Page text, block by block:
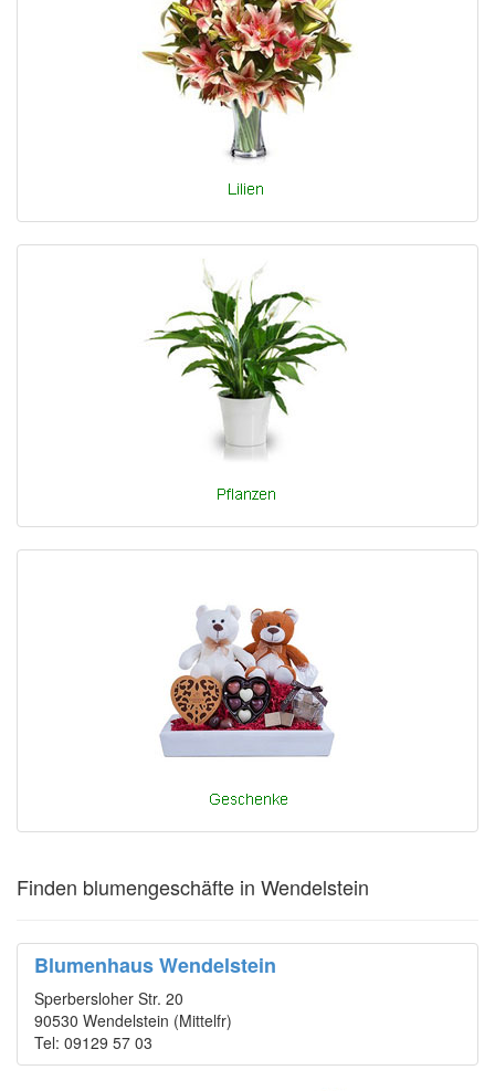
Finden blumengeschäfte in Wendelstein
Blumenhaus Wendelstein
Sperbersloher Str. 20
90530 Wendelstein (Mittelfr)
Tel: 09129 57 03